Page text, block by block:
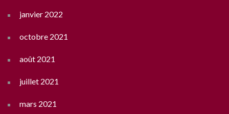
janvier 2022
octobre 2021
août 2021
juillet 2021
mars 2021